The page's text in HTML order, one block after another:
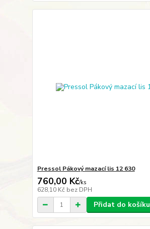
Pressol Pákový mazací lis 12 630
760,00 Kč/ks
628,10 Kč bez DPH
Přidat do košíku